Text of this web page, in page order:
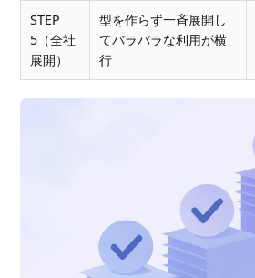
STEP
5（全社
展開）
型を作らず一斉展開し
てバラバラな利用が横
行